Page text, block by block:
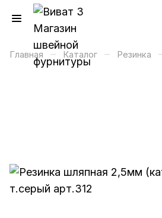
Главная – Каталог – Резинка